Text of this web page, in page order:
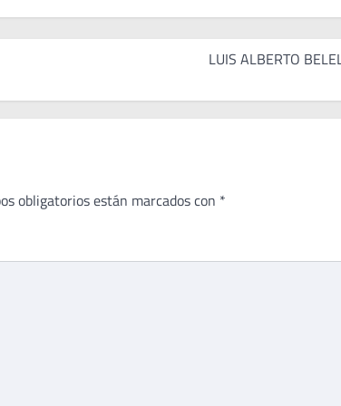
LUIS ALBERTO
obligatorios están marcados con *